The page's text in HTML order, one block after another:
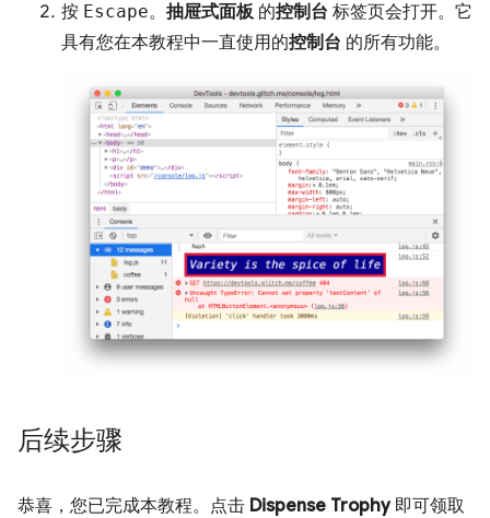
按 Escape。 抽屉式面板的控制台 标签页会打开。它
具有您在本教程中一直使用的控制台 的所有功能。
后续步骤
恭喜，您已完成本教程。点击 Dispense Trophy即可领取